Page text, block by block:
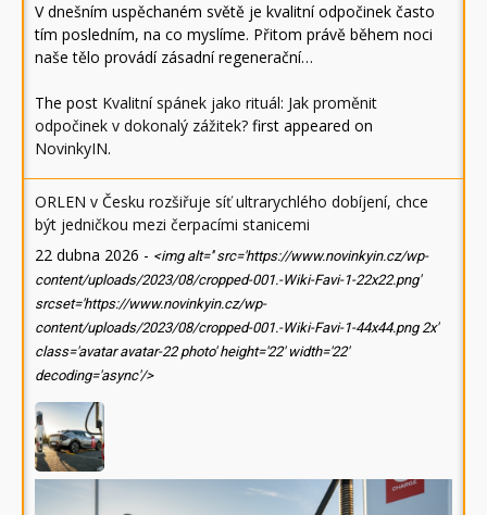
V dnešním uspěchaném světě je kvalitní odpočinek často
tím posledním, na co myslíme. Přitom právě během noci
naše tělo provádí zásadní regenerační…
The post Kvalitní spánek jako rituál: Jak proměnit
odpočinek v dokonalý zážitek? first appeared on
NovinkyIN.
ORLEN v Česku rozšiřuje síť ultrarychlého dobíjení, chce
být jedničkou mezi čerpacími stanicemi
22 dubna 2026 - <img alt='' src='https://www.novinkyin.cz/wp-
content/uploads/2023/08/cropped-001.-Wiki-Favi-1-22x22.png'
srcset='https://www.novinkyin.cz/wp-
content/uploads/2023/08/cropped-001.-Wiki-Favi-1-44x44.png 2x'
class='avatar avatar-22 photo' height='22' width='22'
decoding='async'/>